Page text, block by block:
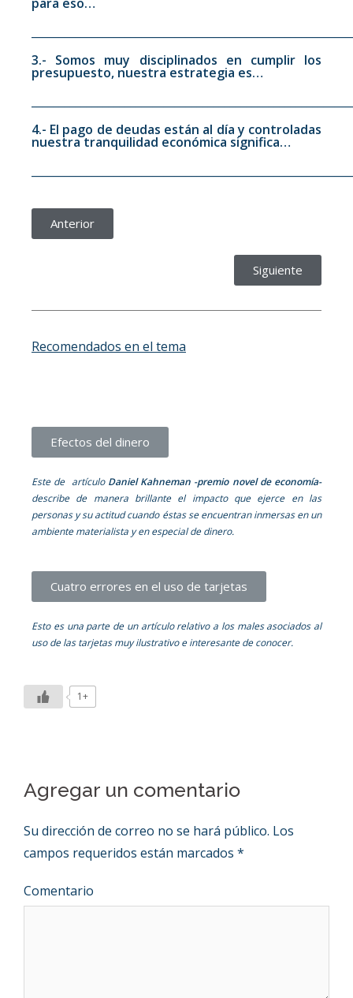
3.- Somos muy disciplinados en cumplir los
presupuesto, nuestra estrategia es…
4.- El pago de deudas están al día y controladas
nuestra tranquilidad económica significa…
Anterior
Siguiente
Recomendados en el tema
Efectos del dinero
Este de artículo Daniel Kahneman -premio novel de economía-
describe de manera brillante el impacto que ejerce en las
personas y su actitud cuando éstas se encuentran inmersas en un
ambiente materialista y en especial de dinero.
Cuatro errores en el uso de tarjetas
Esto es una parte de un artículo relativo a los males asociados al
uso de las tarjetas muy ilustrativo e interesante de conocer.
1+
Agregar un comentario
Su dirección de correo no se hará público. Los
campos requeridos están marcados *
Comentario